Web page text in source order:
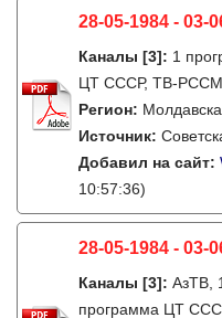
28-05-1984 - 03-
Каналы [3]: 1
ЦТ СССР, ТВ-РССМ
Регион:
Источник:
Добавил на сайт:
10:57:36)
28-05-1984 - 03-
Каналы [3]: АзТВ,
программа ЦТ